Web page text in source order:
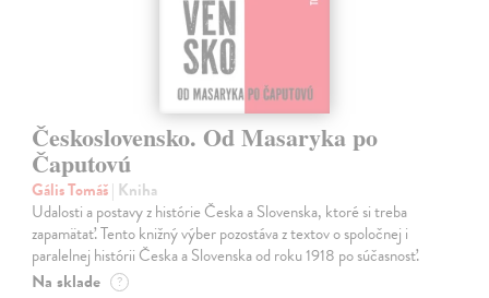
Československo. Od Masaryka po
Čaputovú
Gális Tomáš| Kniha
Udalosti a postavy z histórie Česka a Slovenska, ktoré si treba
zapamätať. Tento knižný výber pozostáva z textov o spoločnej i
paralelnej histórii Česka a Slovenska od roku 1918 po súčasnosť.
Na sklade ?